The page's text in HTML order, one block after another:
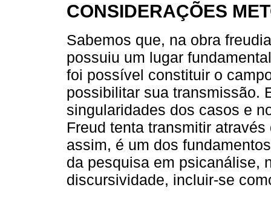
CONSIDERAÇÕES
Sabemos que, na obra
possuiu um lugar
foi possível constituir o
possibilitar sua transmissão.
singularidades dos casos e
Freud tenta transmitir
assim, é um dos
da pesquisa em psicanálise,
discursividade, incluir-se